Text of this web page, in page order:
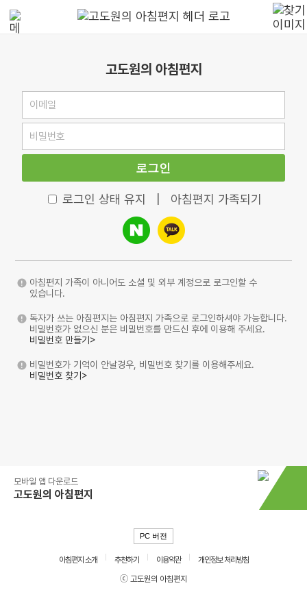
고도원의 아침편지
로그인
로그인 상태 유지 아침편지 가족되기
아침편지 가족이 아니어도 소셜 및 외부 계정으로 로그인할 수
있습니다.
독자가 쓰는 아침편지는 아침편지 가족으로 로그인하셔야 가능합니다.
비밀번호가 없으신 분은 비밀번호를 만드신 후에 이용해 주세요.
비밀번호 만들기>
비밀번호가 기억이 안날경우, 비밀번호 찾기를 이용해주세요.
비밀번호 찾기>
모바일 앱 다운로드
고도원의 아침편지
PC 버전
아침편지 소개 추천하기 이용약관
개인정보 처리방침
ⓒ 고도원의 아침편지